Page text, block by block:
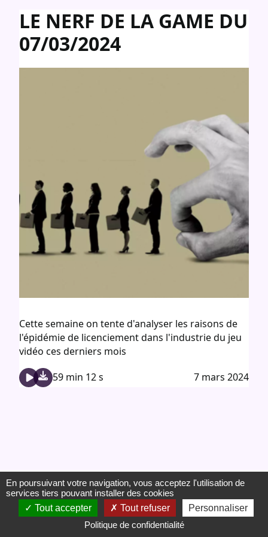
LE NERF DE LA GAME DU
07/03/2024
Cette semaine on tente d'analyser les raisons de
l'épidémie de licenciement dans l'industrie du jeu
vidéo ces derniers mois
59 min 12 s
7 mars 2024
© 2026 Le Nerf de la Game |Plan du site|
Mentions légales|Confidentialité |Données
personnelles|
SMARTGEAR - Développé par Web
ex Machina
En poursuivant votre navigation, vous acceptez l'utilisation de
services tiers pouvant installer des cookies
Tout accepter
Tout refuser
Personnaliser
Politique de confidentialité